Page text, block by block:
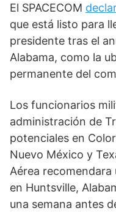
El SPACECOM
que está listo para
presidente tras el
Alabama, como la
permanente del
Los funcionarios
administración de
potenciales en
Nuevo México y
Aérea recomendara
en Huntsville,
una semana antes